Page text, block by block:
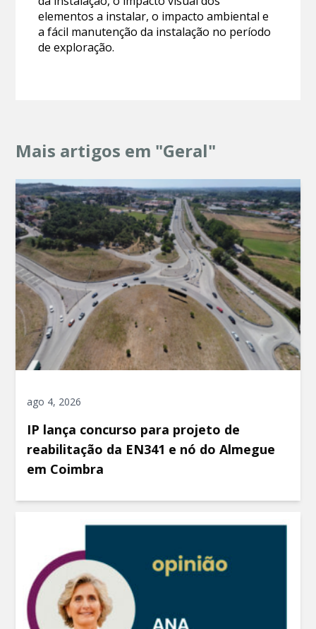
elementos a instalar, o impacto ambiental e
a fácil manutenção da instalação no período
de exploração.
Mais artigos em "Geral"
ago 4, 2026
IP lança concurso para projeto de
reabilitação da EN341 e nó do Almegue
em Coimbra